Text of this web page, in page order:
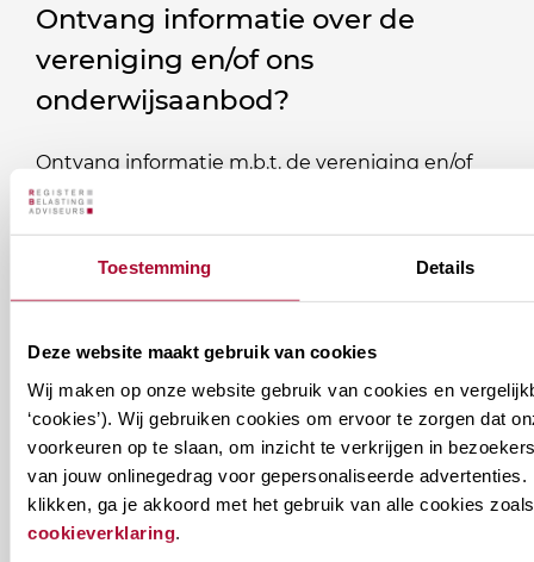
Toestemming Details
Deze website maakt gebruik van cookies
Wij maken op onze website gebruik van cookies en
‘cookies’). Wij gebruiken cookies om ervoor te zorgen dat
voorkeuren op te slaan, om inzicht te verkrijgen in
van jouw onlinegedrag voor gepersonaliseerde advertenties.
klikken, ga je akkoord met het gebruik van alle cookies
cookieverklaring
Ontvang informatie over de
vereniging en/of ons
onderwijsaanbod?
Ontvang informatie m.b.t. de vereniging en/of
ons onderwijsaanbod? Schrijf je in! Ben je al lid
van het RB? Geef dan in je profiel op Mijn RB
aan welke nieuwsbrieven je wil ontvangen.
E-mailadres*
naam@bedrijf.nl
zou
willen
ontvangen?
Permanente Educatie nieuwsbrief
Verenigingsnieuws